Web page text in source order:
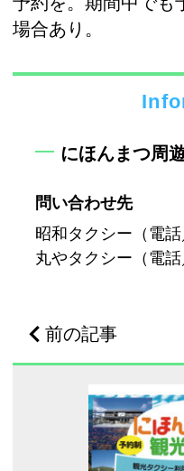
場合あり。
にほんまつ周
問い合わせ先
昭和タクシー（電
丸やタクシー（電
前の記事